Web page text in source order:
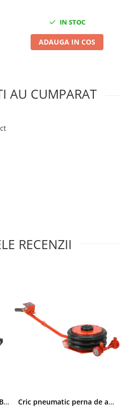
IN STOC
ADAUGA IN COS
AU CUMPARAT
RECENZII
Lampă de atelier ROOKS B2 HYBRID pentru capotă, 2000 lumeni, 5000 mAh Cric pneumatic perna de aer cu inaltator 6T